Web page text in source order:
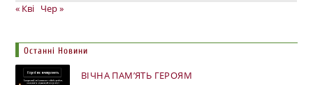
« Кві Чер »
Останні Новини
ВІЧНА ПАМ’ЯТЬ ГЕРОЯМ